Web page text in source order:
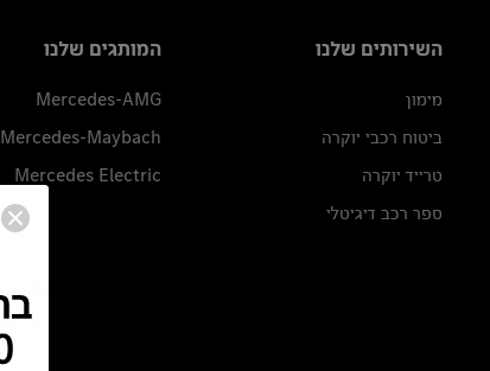
השירותים שלנו
מימון
ביטוח רכבי יוקרה
טרייד יוקרה
ספר רכב דיגיטלי
המותגים שלנו
Mercedes-AMG
Mercedes-Maybach
Mercedes Electric